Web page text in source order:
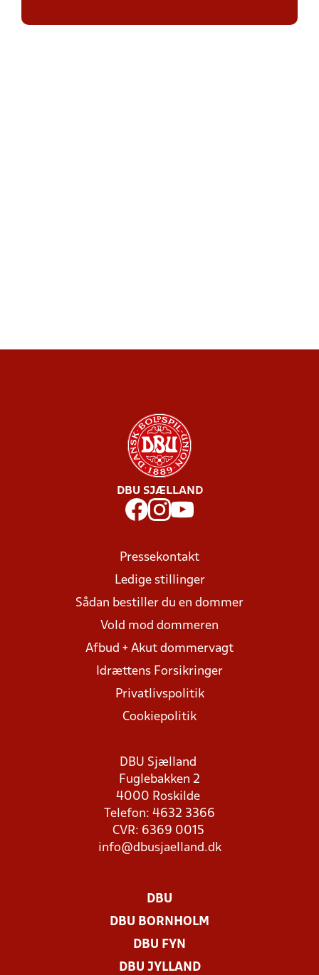
DBU SJÆLLAND
Pressekontakt
Ledige stillinger
Sådan bestiller du en dommer
Vold mod dommeren
Afbud + Akut dommervagt
Idrættens Forsikringer
Privatlivspolitik
Cookiepolitik
DBU Sjælland
Fuglebakken 2
4000 Roskilde
Telefon: 4632 3366
CVR: 6369 0015
info@dbusjaelland.dk
DBU
DBU BORNHOLM
DBU FYN
DBU JYLLAND